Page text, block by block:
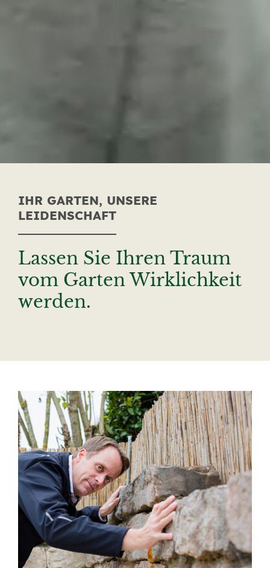
IHR GARTEN, UNSERE
LEIDENSCHAFT
Lassen Sie IhrenTraum
vom GartenWirklichkeit
werden.